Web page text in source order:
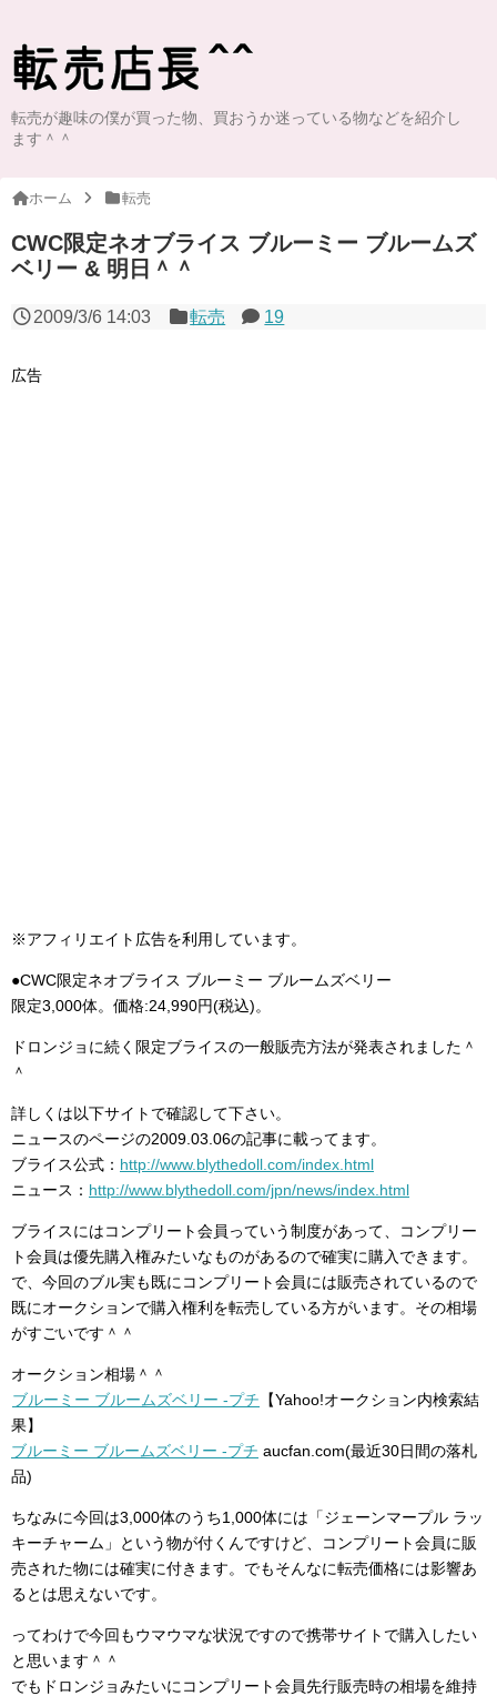
転売が趣味の僕が買った物、買おうか迷っている物などを紹介し
ます＾＾
ホーム 転売
CWC限定ネオブライス ブルーミー ブルームズ
ベリー & 明日＾＾
2009/3/6 14:03 転売 19
広告
※アフィリエイト広告を利用しています。
●CWC限定ネオブライス ブルーミー ブルームズベリー
限定3,000体。価格:24,990円(税込)。
ドロンジョに続く限定ブライスの一般販売方法が発表されました＾
＾
詳しくは以下サイトで確認して下さい。
ニュースのページの2009.03.06の記事に載ってます。
ブライス公式： http://www.blythedoll.com/index.html
ニュース： http://www.blythedoll.com/jpn/news/index.html
ブライスにはコンプリート会員っていう制度があって、コンプリー
ト会員は優先購入権みたいなものがあるので確実に購入できます。
で、今回のブル実も既にコンプリート会員には販売されているので
既にオークションで購入権利を転売している方がいます。その相場
がすごいです＾＾
オークション相場＾＾
ブルーミー ブルームズベリー -プチ 【Yahoo!オークション内検索結
果】
ブルーミー ブルームズベリー -プチ aucfan.com(最近30日間の落札
品)
ちなみに今回は3,000体のうち1,000体には「ジェーンマープル ラッ
キーチャーム」という物が付くんですけど、コンプリート会員に販
売された物には確実に付きます。でもそんなに転売価格には影響あ
るとは思えないです。
ってわけで今回もウマウマな状況ですので携帯サイトで購入したい
と思います＾＾
でもドロンジョみたいにコンプリート会員先行販売時の相場を維持